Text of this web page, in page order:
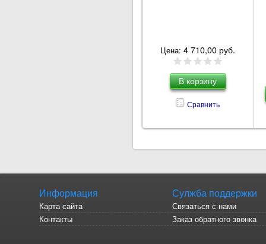
Цена: 4 710,00 руб.
Сравнить
Информация
Карта сайта
Контакты
Сулжба поддержки
Связаться с нами
Заказ обратного звонка